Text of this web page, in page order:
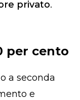
privato.
per cento
a seconda
e